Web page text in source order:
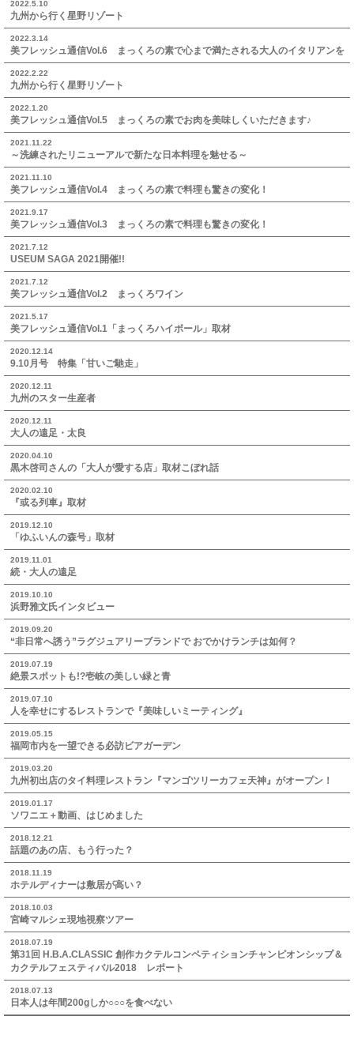
2022.5.10
九州から行く星野リゾート
2022.3.14
美フレッシュ通信Vol.6 まっくろの素で心まで満たされる大人のイタリアンを
2022.2.22
九州から行く星野リゾート
2022.1.20
美フレッシュ通信Vol.5 まっくろの素でお肉を美味しくいただきます♪
2021.11.22
～洗練されたリニューアルで新たな日本料理を魅せる～
2021.11.10
美フレッシュ通信Vol.4 まっくろの素で料理も驚きの変化！
2021.9.17
美フレッシュ通信Vol.3 まっくろの素で料理も驚きの変化！
2021.7.12
USEUM SAGA 2021開催!!
2021.7.12
美フレッシュ通信Vol.2 まっくろワイン
2021.5.17
美フレッシュ通信Vol.1「まっくろハイボール」取材
2020.12.14
9.10月号 特集「甘いご馳走」
2020.12.11
九州のスター生産者
2020.12.11
大人の遠足・太良
2020.04.10
黒木啓司さんの「大人が愛する店」取材こぼれ話
2020.02.10
『或る列車』取材
2019.12.10
「ゆふいんの森号」取材
2019.11.01
続・大人の遠足
2019.10.10
浜野雅文氏インタビュー
2019.09.20
“非日常へ誘う”ラグジュアリーブランドで おでかけランチは如何？
2019.07.19
絶景スポットも!?壱岐の美しい緑と青
2019.07.10
人を幸せにするレストランで『美味しいミーティング』
2019.05.15
福岡市内を一望できる必訪ビアガーデン
2019.03.20
九州初出店のタイ料理レストラン『マンゴツリーカフェ天神』がオープン！
2019.01.17
ソワニエ＋動画、はじめました
2018.12.21
話題のあの店、もう行った？
2018.11.19
ホテルディナーは敷居が高い？
2018.10.03
宮崎マルシェ現地視察ツアー
2018.07.19
第31回 H.B.A.CLASSIC 創作カクテルコンペティションチャンピオンシップ＆
カクテルフェスティバル2018 レポート
2018.07.13
日本人は年間200gしか○○○を食べない